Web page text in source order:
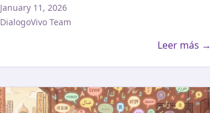
January 11, 2026
DialogoVivo Team
Leer más →